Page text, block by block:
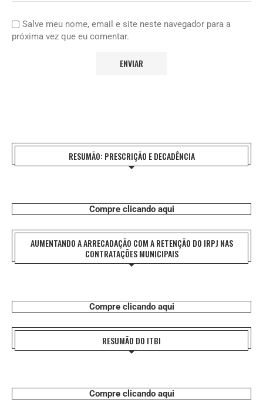
Salve meu nome, email e site neste navegador para a
próxima vez que eu comentar.
RESUMÃO: PRESCRIÇÃO E DECADÊNCIA
Compre clicando aqui
AUMENTANDO A ARRECADAÇÃO COM A RETENÇÃO DO IRPJ NAS
CONTRATAÇÕES MUNICIPAIS
Compre clicando aqui
RESUMÃO DO ITBI
Compre clicando aqui